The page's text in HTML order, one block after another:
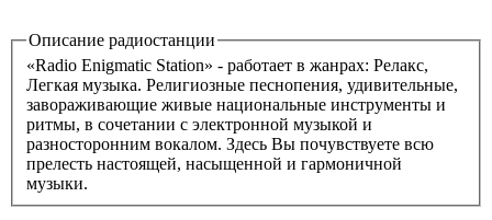
Описание радиостанции
«Radio Enigmatic Station» - работает в жанрах: Релакс,
Легкая музыка. Религиозные песнопения, удивительные,
завораживающие живые национальные инструменты и
ритмы, в сочетании с электронной музыкой и
разносторонним вокалом. Здесь Вы почувствуете всю
прелесть настоящей, насыщенной и гармоничной
музыки.